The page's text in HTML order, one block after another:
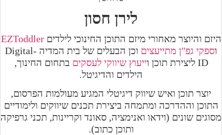
לירן חסון
היזם והיוצר מאחורי מיזם התוכן החינוכי לילדיםEZToddler
וספקי גפ"ן מתייעצים וכן הבעלים של
בית המדיה Digital-
ID ליצירת תוכן ו
ייעוץ שיווקי לעסקים בתחום החינוך,
הילדים והדיגיטל.
יוצר תוכן ואיש שיווק דיגיטלי המגיע מעולמות הפרסום,
התוכן וההדרכה ומתמחה ביצירת תכנים שיווקים ולימודיים
מסוגים שונים (וידאו ואנימציה, סאונד וקריינות, תכני גרפיקה
ותוכן כתוב).